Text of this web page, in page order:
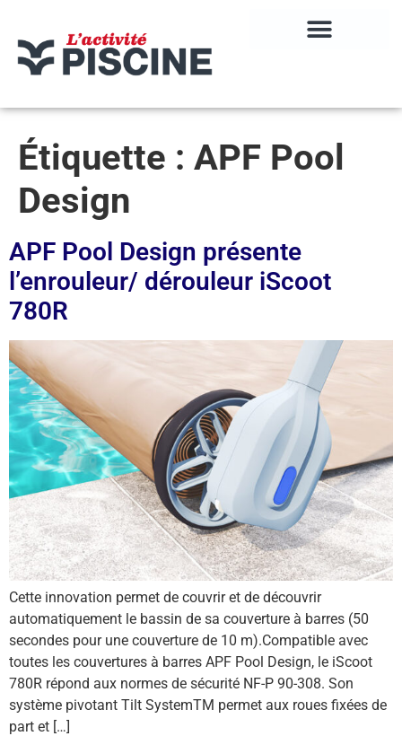
Étiquette : APF Pool
Design
APF Pool Design présente
l’enrouleur/ dérouleur iScoot
780R
Cette innovation permet de couvrir et de découvrir
automatiquement le bassin de sa couverture à barres (50
secondes pour une couverture de 10 m).Compatible avec
toutes les couvertures à barres APF Pool Design, le iScoot
780R répond aux normes de sécurité NF-P 90-308. Son
système pivotant Tilt SystemTM permet aux roues fixées de
part et […]